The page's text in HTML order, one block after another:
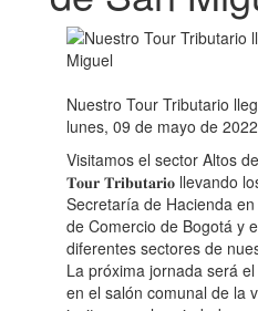
Nuestro Tour Tributario
lunes, 09 de mayo de 2022
Visitamos el sector Altos
𝐓𝐨𝐮𝐫 𝐓𝐫𝐢𝐛𝐮𝐭𝐚𝐫𝐢𝐨 llevando
Secretaría de Hacienda
de Comercio de Bogotá y
diferentes sectores de
La próxima jornada será
en el salón comunal de la